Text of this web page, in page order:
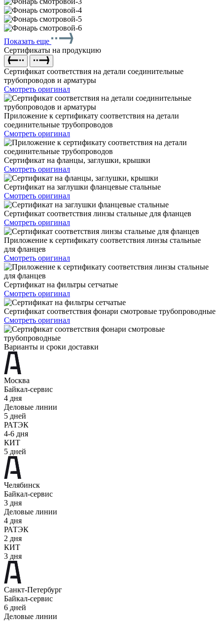
Показать еще
Сертификаты на продукцию
Сертификат соответствия на детали соединительные
трубопроводов и арматуры
Смотреть оригинал
Приложение к сертификату соответствия на детали
соединительные трубопроводов
Смотреть оригинал
Сертификат на фланцы, заглушки, крышки
Смотреть оригинал
Сертификат на заглушки фланцевые стальные
Смотреть оригинал
Сертификат соответствия линзы стальные для фланцев
Смотреть оригинал
Приложение к сертификату соответствия линзы стальные
для фланцев
Смотреть оригинал
Сертификат на фильтры сетчатые
Смотреть оригинал
Сертификат соответствия фонари смотровые трубопроводные
Смотреть оригинал
Варианты и сроки доставки
Москва
Байкал-сервис
4 дня
Деловые линии
5 дней
РАТЭК
4-6 дня
КИТ
5 дней
Челябинск
Байкал-сервис
3 дня
Деловые линии
4 дня
РАТЭК
2 дня
КИТ
3 дня
Санкт-Петербург
Байкал-сервис
6 дней
Деловые линии